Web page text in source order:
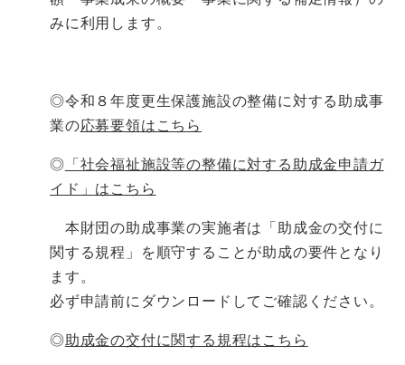
みに利用します。
◎令和８年度更生保護施設の整備に対する助成事
業の応募要領はこちら
◎ 「社会福祉施設等の整備に対する助成金申請ガ
イド」はこちら
本財団の助成事業の実施者は「助成金の交付に
関する規程」を順守することが助成の要件となり
ます。
必ず申請前にダウンロードしてご確認ください。
◎助成金の交付に関する規程はこちら